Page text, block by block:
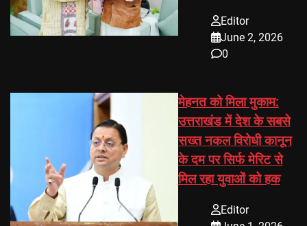
Editor
June 2, 2026
0
मेहनत को मिला मुकाम:
उत्तराखंड में देश के सबसे
सख्त नकल विरोधी कानून
के दम पर सिर्फ मेरिट से
मिल रहा युवाओं को हक
Editor